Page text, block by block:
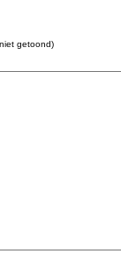
getoond)